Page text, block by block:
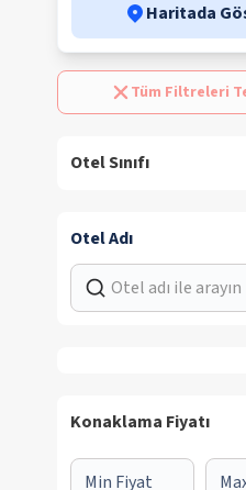
Haritada
Tüm Filtreleri
Otel Sınıfı
Otel Adı
Konaklama Fiyatı